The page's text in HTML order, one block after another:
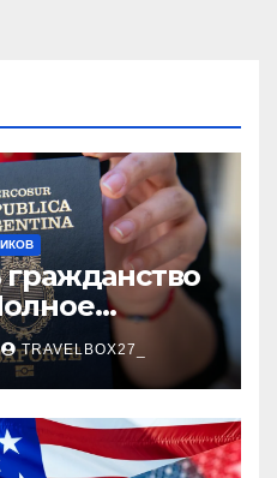
TRAVELBOX27_